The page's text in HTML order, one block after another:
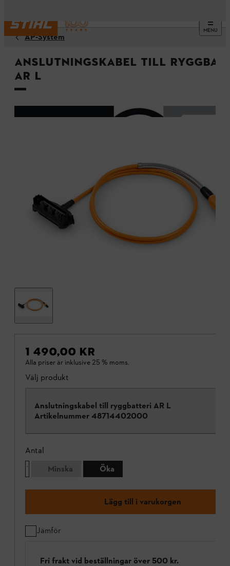
MENU
AP-System
Anslutningskabel till
AR L
1 490,00 KR
Alla priser är inklusive 25 % moms.
Välj produkt
Anslutningskabel till ryggbatteri AR L
Artikelnummer 48714402000
Antal
Minska
Öka
Lägg till i varukorgen
Jämför
Fri frakt vid beställningar över 500 kr.